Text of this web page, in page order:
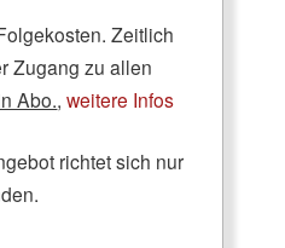
Zeitlich
Zugang zu allen
Abo.,weitere Infos
richtet sich nur